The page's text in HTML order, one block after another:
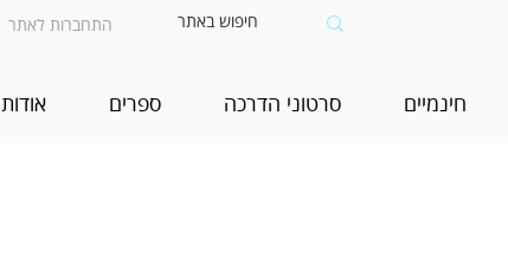
התחברות לאתר
חינמיים סרטוני הדרכה ספרים אודות